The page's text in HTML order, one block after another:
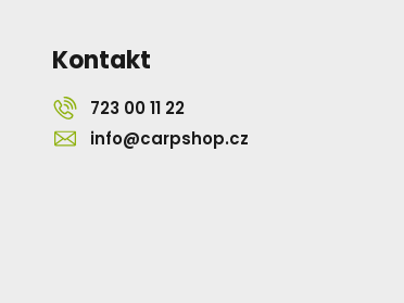
Kontakt
723 00 11 22
info@carpshop.cz